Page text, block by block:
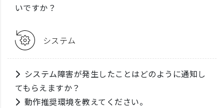
いですか？
システム
システム障害が発生したことはどのように通知し
てもらえますか？
動作推奨環境を教えてください。